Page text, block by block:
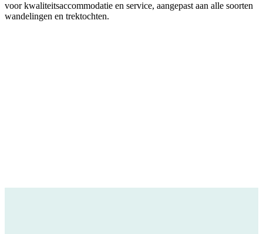
voor kwaliteitsaccommodatie en service, aangepast aan alle soorten
wandelingen en trektochten.